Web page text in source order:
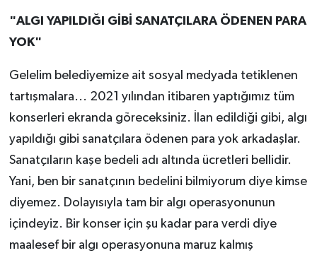
"ALGI YAPILDIĞI GİBİ SANATÇILARA ÖDENEN PARA
YOK"
Gelelim belediyemize ait sosyal medyada tetiklenen
tartışmalara... 2021 yılından itibaren yaptığımız tüm
konserleri ekranda göreceksiniz. İlan edildiği gibi, algı
yapıldığı gibi sanatçılara ödenen para yok arkadaşlar.
Sanatçıların kaşe bedeli adı altında ücretleri bellidir.
Yani, ben bir sanatçının bedelini bilmiyorum diye kimse
diyemez. Dolayısıyla tam bir algı operasyonunun
içindeyiz. Bir konser için şu kadar para verdi diye
maalesef bir algı operasyonuna maruz kalmış